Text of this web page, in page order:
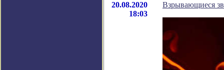
20.08.2020
18:03
Взрывающиеся